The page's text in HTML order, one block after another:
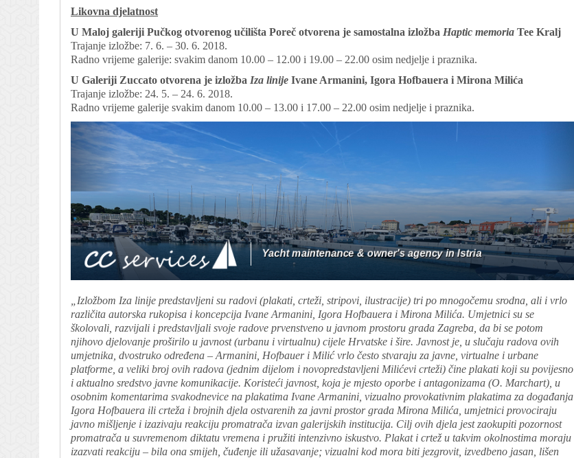
Likovna djelatnost
U Maloj galeriji Pučkog otvorenog učilišta Poreč otvorena je samostalna izložba Haptic memoria Tee Kralj
Trajanje izložbe: 7. 6. – 30. 6. 2018.
Radno vrijeme galerije: svakim danom 10.00 – 12.00 i 19.00 – 22.00 osim nedjelje i praznika.
U Galeriji Zuccato otvorena je izložba Iza linije Ivane Armanini, Igora Hofbauera i Mirona Milića
Trajanje izložbe: 24. 5. – 24. 6. 2018.
Radno vrijeme galerije svakim danom 10.00 – 13.00 i 17.00 – 22.00 osim nedjelje i praznika.
„Izložbom Iza linije predstavljeni su radovi (plakati, crteži, stripovi, ilustracije) tri po mnogočemu srodna, ali i vrlo
različita autorska rukopisa i koncepcija Ivane Armanini, Igora Hofbauera i Mirona Milića. Umjetnici su se
školovali, razvijali i predstavljali svoje radove prvenstveno u javnom prostoru grada Zagreba, da bi se potom
njihovo djelovanje proširilo u javnost (urbanu i virtualnu) cijele Hrvatske i šire. Javnost je, u slučaju radova ovih
umjetnika, dvostruko određena – Armanini, Hofbauer i Milić vrlo često stvaraju za javne, virtualne i urbane
platforme, a veliki broj ovih radova (jednim dijelom i novopredstavljeni Milićevi crteži) čine plakati koji su povijesno
i aktualno sredstvo javne komunikacije. Koristeći javnost, koja je mjesto oporbe i antagonizama (O. Marchart), u
osobnim komentarima svakodnevice na plakatima Ivane Armanini, vizualno provokativnim plakatima za događanja
Igora Hofbauera ili crteža i brojnih djela ostvarenih za javni prostor grada Mirona Milića, umjetnici provociraju
javno mišljenje i izazivaju reakciju promatrača izvan galerijskih institucija. Cilj ovih djela jest zaokupiti pozornost
promatrača u suvremenom diktatu vremena i pružiti intenzivno iskustvo. Plakat i crtež u takvim okolnostima moraju
izazvati reakciju – bila ona smijeh, čuđenje ili užasavanje; vizualni kod mora biti jezgrovit, izvedbeno jasan, lišen